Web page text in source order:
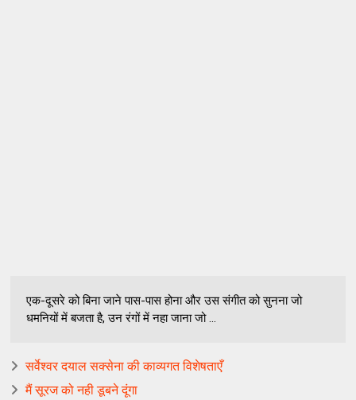
एक-दूसरे को बिना जाने पास-पास होना और उस संगीत को सुनना जो
धमनियों में बजता है, उन रंगों में नहा जाना जो ...
सर्वेश्वर दयाल सक्सेना की काव्यगत विशेषताएँ
मैं सूरज को नही डूबने दूंगा